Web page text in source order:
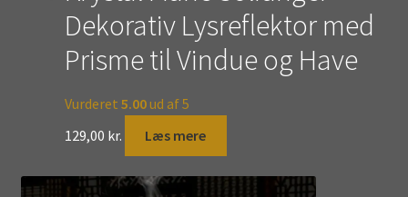
Dekorativ Lysreflektor med
Prisme til Vindue og Have
Vurderet 5.00ud af 5
129,00 kr. Læs mere